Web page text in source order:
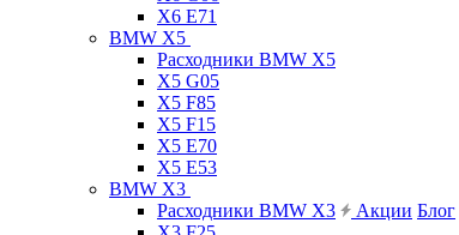
X6 E71
BMW X5
Расходники BMW X5
X5 G05
X5 F85
X5 F15
X5 E70
X5 E53
BMW X3
Расходники BMW X3
Акции Блог